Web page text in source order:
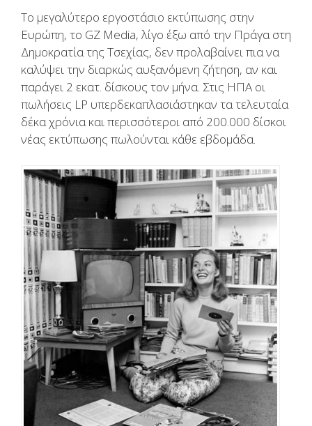
Το μεγαλύτερο εργοστάσιο εκτύπωσης στην
Ευρώπη, το GZ Media, λίγο έξω από την Πράγα στη
Δημοκρατία της Τσεχίας, δεν προλαβαίνει πια να
καλύψει την διαρκώς αυξανόμενη ζήτηση, αν και
παράγει 2 εκατ. δίσκους τον μήνα. Στις ΗΠΑ οι
πωλήσεις LP υπερδεκαπλασιάστηκαν τα τελευταία
δέκα χρόνια και περισσότεροι από 200.000 δίσκοι
νέας εκτύπωσης πωλούνται κάθε εβδομάδα.